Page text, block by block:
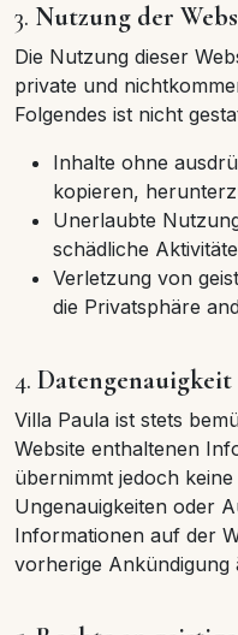
3. Nutzung der
Die Nutzung dieser
private und
Folgendes ist nicht
Inhalte ohne
kopieren,
Unerlaubte
schädliche
Verletzung von
die Privatsphäre
4. Datengenauigkeit
Villa Paula ist stets
Website enthaltenen
übernimmt jedoch
Ungenauigkeiten oder
Informationen auf der
vorherige Ankündigung